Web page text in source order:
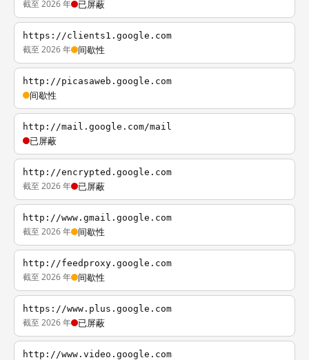
截至 2026 年 已屏蔽
https://clients1.google.com
截至 2026 年 间歇性
http://picasaweb.google.com
间歇性
http://mail.google.com/mail
已屏蔽
http://encrypted.google.com
截至 2026 年 已屏蔽
http://www.gmail.google.com
截至 2026 年 间歇性
http://feedproxy.google.com
截至 2026 年 间歇性
https://www.plus.google.com
截至 2026 年 已屏蔽
http://www.video.google.com